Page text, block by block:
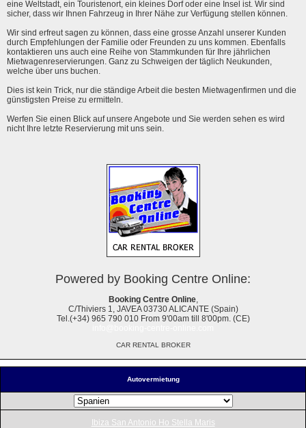
Autovermietung
Ibiza San Antonio Ho Stella Maris
eine Weltstadt, ein Touristenort, ein kleines Dorf oder eine Insel ist. Wir sind
sicher, dass wir Ihnen Fahrzeug in Ihrer Nähe zur Verfügung stellen können.
Wir sind erfreut sagen zu können, dass eine grosse Anzahl unserer Kunden
durch Empfehlungen der Familie oder Freunden zu uns kommen. Ebenfalls
kontaktieren uns auch eine Reihe von Stammkunden für Ihre jährlichen
Mietwagenreservierungen. Ganz zu Schweigen der täglich Neukunden,
welche über uns buchen.
Dies ist kein Trick, nur die ständige Arbeit die besten Mietwagenfirmen und die
günstigsten Preise zu ermitteln.
Werfen Sie einen Blick auf unsere Angebote und Sie werden sehen es wird
nicht Ihre letzte Reservierung mit uns sein.
Powered by Booking Centre Online:
Booking Centre Online,
C/Thiviers 1, JAVEA 03730 ALICANTE (Spain)
Tel.(+34) 965 790 010 From 9'00am till 8'00pm. (CE)
CAR RENTAL BROKER